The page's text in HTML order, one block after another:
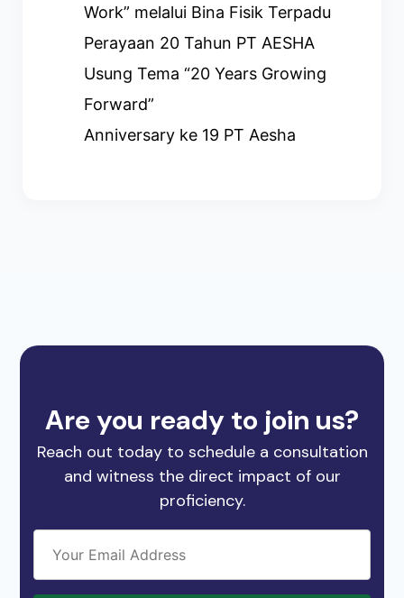
Work” melalui Bina Fisik Terpadu
Perayaan 20 Tahun PT AESHA
Usung Tema “20 Years Growing
Forward”
Anniversary ke 19 PT Aesha
Are you ready to join us?
Reach out today to schedule a consultation
and witness the direct impact of our
proficiency.